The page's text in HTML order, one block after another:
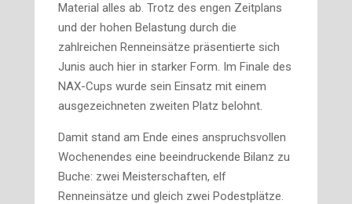
Material alles ab. Trotz des engen Zeitplans
und der hohen Belastung durch die
zahlreichen Renneinsätze präsentierte sich
Junis auch hier in starker Form. Im Finale des
NAX-Cups wurde sein Einsatz mit einem
ausgezeichneten zweiten Platz belohnt.
Damit stand am Ende eines anspruchsvollen
Wochenendes eine beeindruckende Bilanz zu
Buche: zwei Meisterschaften, elf
Renneinsätze und gleich zwei Podestplätze.